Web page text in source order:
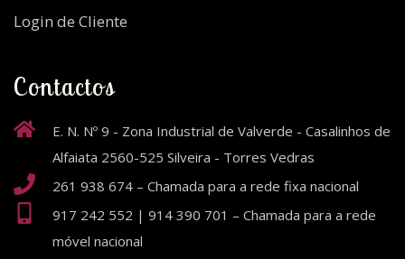
Login de Cliente
Contactos
E. N. Nº 9 - Zona Industrial de Valverde - Casalinhos de
Alfaiata 2560-525 Silveira - Torres Vedras
261 938 674 – Chamada para a rede fixa nacional
917 242 552 | 914 390 701 – Chamada para a rede
móvel nacional